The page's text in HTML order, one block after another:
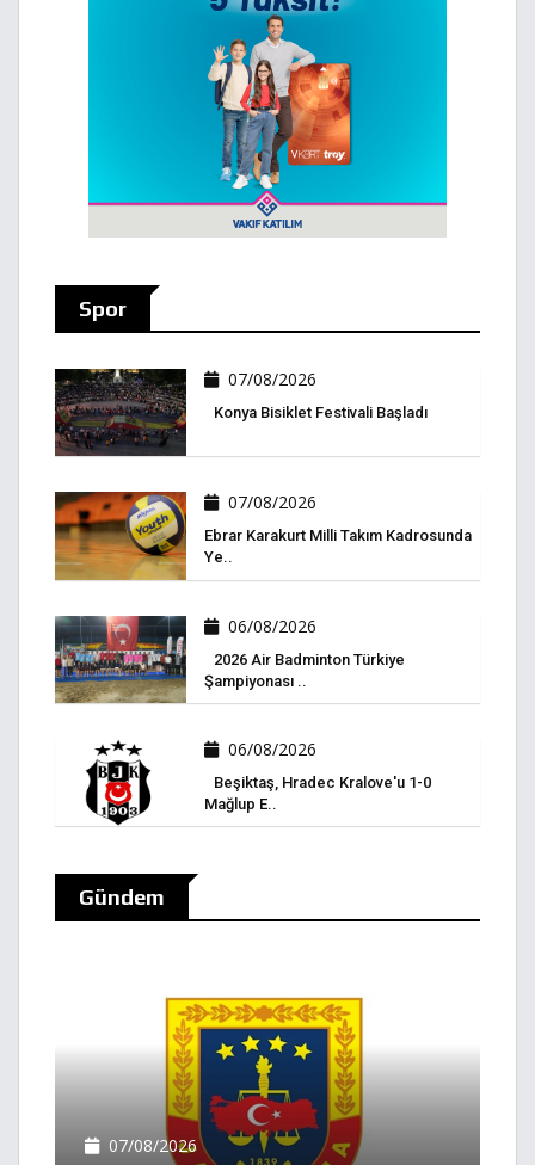
Spor
07/08/2026
Konya Bisiklet Festivali Başladı
07/08/2026
Ebrar Karakurt Milli Takım Kadrosunda
Ye..
06/08/2026
2026 Air Badminton Türkiye
Şampiyonası ..
06/08/2026
Beşiktaş, Hradec Kralove'u 1-0
Mağlup E..
Gündem
07/08/2026